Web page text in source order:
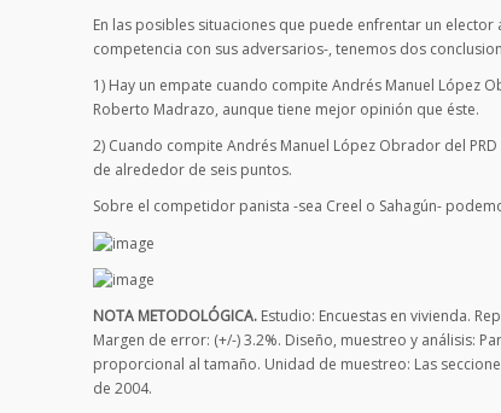
En las posibles situaciones que puede enfrentar un
competencia con sus adversarios-, tenemos dos
1) Hay un empate cuando compite Andrés Manuel López
Roberto Madrazo, aunque tiene mejor opinión que éste.
2) Cuando compite Andrés Manuel López Obrador del
de alrededor de seis puntos.
Sobre el competidor panista -sea Creel o Sahagún-
NOTA METODOLÓGICA. Estudio: Encuestas en vivienda.
Margen de error: (+/-) 3.2%. Diseño, muestreo y análisis:
proporcional al tamaño. Unidad de muestreo: Las
de 2004.